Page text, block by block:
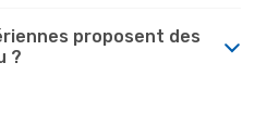
proposent des
?